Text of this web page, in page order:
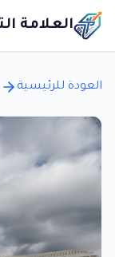
العلامة
العودة للرئيسية